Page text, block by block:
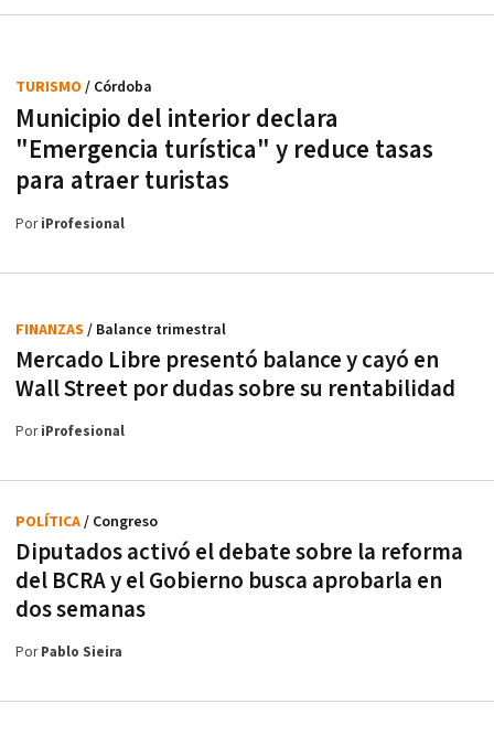
Municipio del interior declara
"Emergencia turística" y reduce tasas
para atraer turistas
TURISMO / Córdoba
PoriProfesional
Mercado Libre presentó balance y cayó en
Wall Street por dudas sobre su rentabilidad
FINANZAS / Balance trimestral
PoriProfesional
Diputados activó el debate sobre la reforma
del BCRA y el Gobierno busca aprobarla en
dos semanas
POLÍTICA/ Congreso
PorPablo Sieira